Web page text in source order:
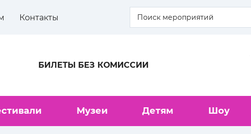
Контакты
БИЛЕТЫ БЕЗ КОМИССИИ
Музеи Детям Шоу